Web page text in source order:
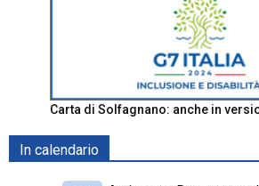
Carta di Solfagnano: anche in
In calendario